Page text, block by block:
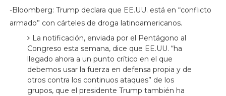
-Bloomberg: Trump declara que EE.UU. está en “conflicto
armado” con cárteles de droga latinoamericanos.
La notificación, enviada por el Pentágono al
Congreso esta semana, dice que EE.UU. “ha
llegado ahora a un punto crítico en el que
debemos usar la fuerza en defensa propia y de
otros contra los continuos ataques” de los
grupos, que el presidente Trump también ha